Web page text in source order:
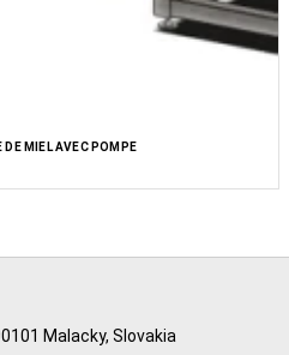
MIEL AVEC POMPE
Malacky, Slovakia